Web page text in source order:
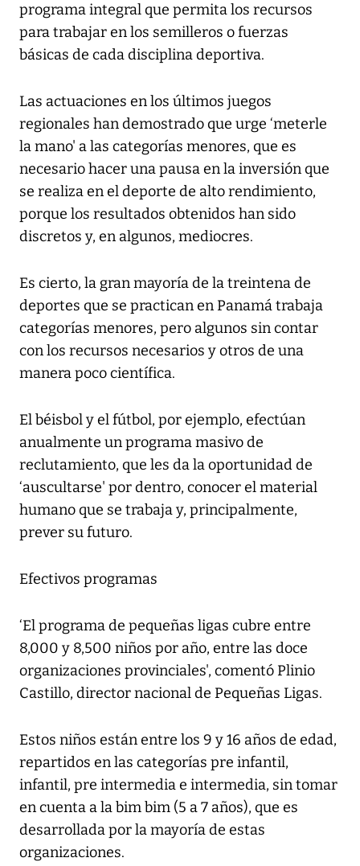
programa integral que permita los recursos
para trabajar en los semilleros o fuerzas
básicas de cada disciplina deportiva.
Las actuaciones en los últimos juegos
regionales han demostrado que urge ‘meterle
la mano' a las categorías menores, que es
necesario hacer una pausa en la inversión que
se realiza en el deporte de alto rendimiento,
porque los resultados obtenidos han sido
discretos y, en algunos, mediocres.
Es cierto, la gran mayoría de la treintena de
deportes que se practican en Panamá trabaja
categorías menores, pero algunos sin contar
con los recursos necesarios y otros de una
manera poco científica.
El béisbol y el fútbol, por ejemplo, efectúan
anualmente un programa masivo de
reclutamiento, que les da la oportunidad de
‘auscultarse' por dentro, conocer el material
humano que se trabaja y, principalmente,
prever su futuro.
Efectivos programas
‘El programa de pequeñas ligas cubre entre
8,000 y 8,500 niños por año, entre las doce
organizaciones provinciales', comentó Plinio
Castillo, director nacional de Pequeñas Ligas.
Estos niños están entre los 9 y 16 años de edad,
repartidos en las categorías pre infantil,
infantil, pre intermedia e intermedia, sin tomar
en cuenta a la bim bim (5 a 7 años), que es
desarrollada por la mayoría de estas
organizaciones.